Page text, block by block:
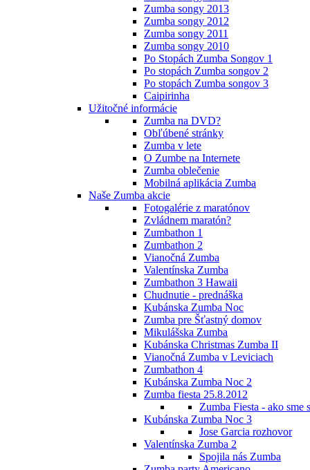
Zumba songy 2013
Zumba songy 2012
Zumba songy 2011
Zumba songy 2010
Po Stopách Zumba Songov 1
Po stopách Zumba songov 2
Po stopách Zumba songov 3
Caipirinha
Užitočné informácie
Zumba na DVD?
Obľúbené stránky
Zumba v lete
O Zumbe na Internete
Zumba oblečenie
Mobilná aplikácia Zumba
Naše Zumba akcie
Fotogalérie z maratónov
Zvládnem maratón?
Zumbathon 1
Zumbathon 2
Vianočná Zumba
Valentínska Zumba
Zumbathon 3 Hawaii
Chudnutie - prednáška
Kubánska Zumba Noc
Zumba pre Šťastný domov
Mikulášska Zumba
Kubánska Christmas Zumba II
Vianočná Zumba v Leviciach
Zumbathon 4
Kubánska Zumba Noc 2
Zumba fiesta 25.8.2012
Zumba Fiesta - ako sme
Kubánska Zumba Noc 3
Jose Garcia rozhovor
Valentínska Zumba 2
Spojila nás Zumba